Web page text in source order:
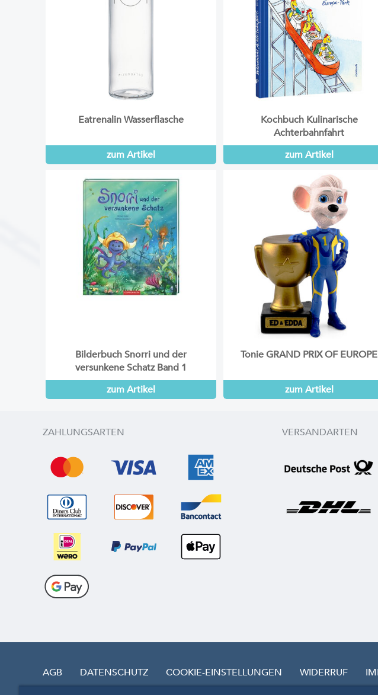
Eatrenalin Wasserflasche
zum Artikel
Kochbuch Kulinarische
Achterbahnfahrt
zum Artikel
Bilderbuch Snorri und der
versunkene Schatz Band 1
zum Artikel
Tonie GRAND PRIX OF EUROPE
zum Artikel
ZAHLUNGSARTEN VERSANDARTEN
AGB DATENSCHUTZ COOKIE-EINSTELLUNGEN WIDERRUF